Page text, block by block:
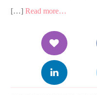
[…]Read more…